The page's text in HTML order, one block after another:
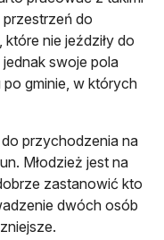
do
nie jeździły do
jednak swoje pola
po gminie, w których
przychodzenia na
Młodzież jest na
zastanowić kto
dwóch osób